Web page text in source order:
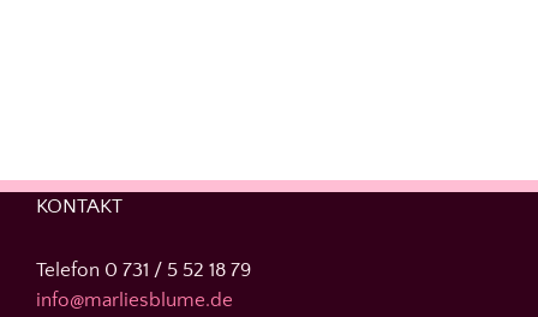
KONTAKT
Telefon 0 731 / 5 52 18 79
info@marliesblume.de